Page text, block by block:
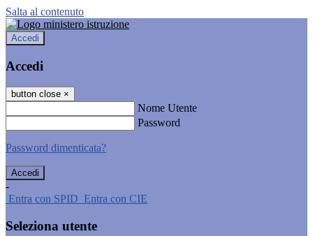
Salta al contenuto
Accedi
Accedi
button close ×
Nome Utente
Password
Password dimenticata?
-
Entra con SPID Entra con CIE
Seleziona utente